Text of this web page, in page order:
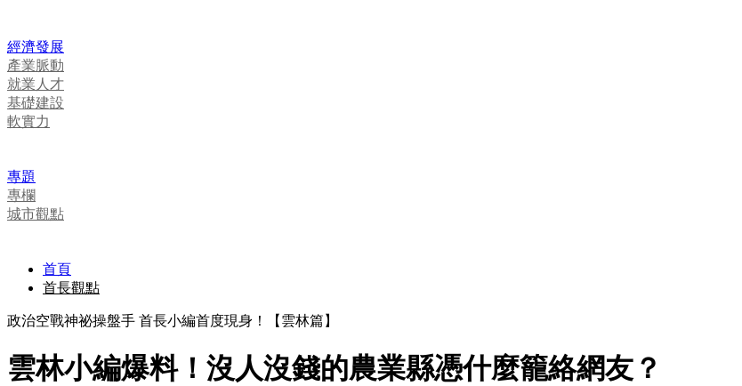
經濟發展
產業脈動
就業人才
基礎建設
軟實力
專題
專欄
城市觀點
首頁
首長觀點
政治空戰神祕操盤手 首長小編首度現身！【雲林篇】
雲林小編爆料！沒人沒錢的農業縣憑什麼籠絡網友？